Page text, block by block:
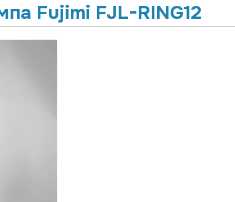
Fujimi FJL-RING12